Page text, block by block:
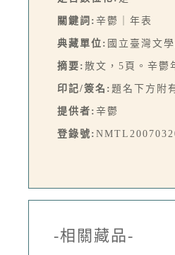
關鍵詞: 辛鬱｜年表
典藏單位: 國立臺灣文
摘要: 散文，5頁。辛鬱
印記/簽名: 題名下方附
提供者: 辛鬱
登錄號:
-相關藏品-